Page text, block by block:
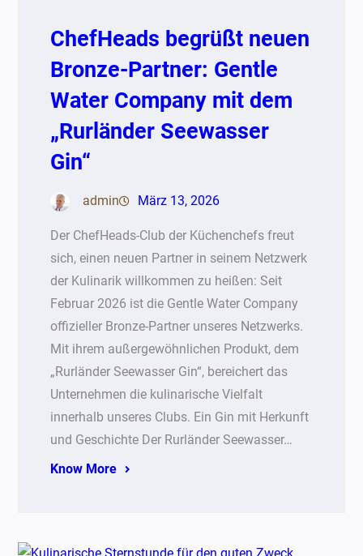
ChefHeads begrüßt neuen
Bronze-Partner: Gentle
Water Company mit dem
„Rurländer Seewasser
Gin“
admin März 13, 2026
Der ChefHeads-Club der Küchenchefs freut
sich, einen neuen Partner in seinem Netzwerk
der Kulinarik willkommen zu heißen: Seit
Februar 2026 ist die Gentle Water Company
offizieller Bronze-Partner unseres Netzwerks.
Mit ihrem außergewöhnlichen Produkt, dem
„Rurländer Seewasser Gin“, bereichert das
Unternehmen die kulinarische Vielfalt
innerhalb unseres Clubs. Ein Gin mit Herkunft
und Geschichte Der Rurländer Seewasser…
Know More